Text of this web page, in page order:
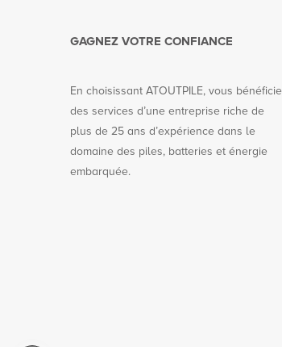
GAGNEZ VOTRE CONFIANCE
En choisissant ATOUTPILE, vous
des services d’une entreprise riche de
plus de 25 ans d’expérience dans le
domaine des piles, batteries et énergie
embarquée.